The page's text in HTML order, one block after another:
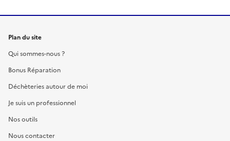
Plan du site
Qui sommes-nous ?
Bonus Réparation
Déchèteries autour de moi
Je suis un professionnel
Nos outils
Nous contacter